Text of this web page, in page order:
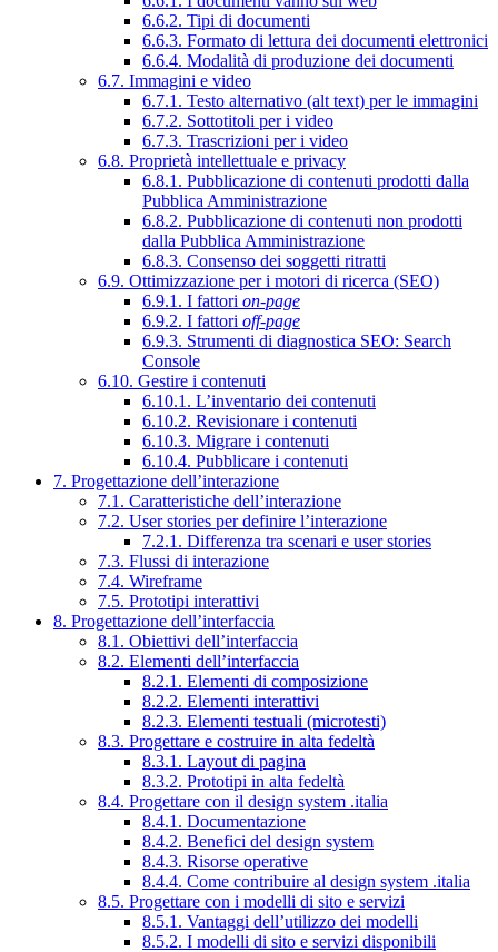
6.6.2. Tipi di documenti
6.6.3. Formato di lettura dei documenti elettronici
6.6.4. Modalità di produzione dei documenti
6.7. Immagini e video
6.7.1. Testo alternativo (alt text) per le immagini
6.7.2. Sottotitoli per i video
6.7.3. Trascrizioni per i video
6.8. Proprietà intellettuale e privacy
6.8.1. Pubblicazione di contenuti prodotti dalla
Pubblica Amministrazione
6.8.2. Pubblicazione di contenuti non prodotti
dalla Pubblica Amministrazione
6.8.3. Consenso dei soggetti ritratti
6.9. Ottimizzazione per i motori di ricerca (SEO)
6.9.1. I fattori on-page
6.9.2. I fattori off-page
6.9.3. Strumenti di diagnostica SEO: Search
Console
6.10. Gestire i contenuti
6.10.1. L’inventario dei contenuti
6.10.2. Revisionare i contenuti
6.10.3. Migrare i contenuti
6.10.4. Pubblicare i contenuti
7. Progettazione dell’interazione
7.1. Caratteristiche dell’interazione
7.2. User stories per definire l’interazione
7.2.1. Differenza tra scenari e user stories
7.3. Flussi di interazione
7.4. Wireframe
7.5. Prototipi interattivi
8. Progettazione dell’interfaccia
8.1. Obiettivi dell’interfaccia
8.2. Elementi dell’interfaccia
8.2.1. Elementi di composizione
8.2.2. Elementi interattivi
8.2.3. Elementi testuali (microtesti)
8.3. Progettare e costruire in alta fedeltà
8.3.1. Layout di pagina
8.3.2. Prototipi in alta fedeltà
8.4. Progettare con il design system .italia
8.4.1. Documentazione
8.4.2. Benefici del design system
8.4.3. Risorse operative
8.4.4. Come contribuire al design system .italia
8.5. Progettare con i modelli di sito e servizi
8.5.1. Vantaggi dell’utilizzo dei modelli
8.5.2. I modelli di sito e servizi disponibili